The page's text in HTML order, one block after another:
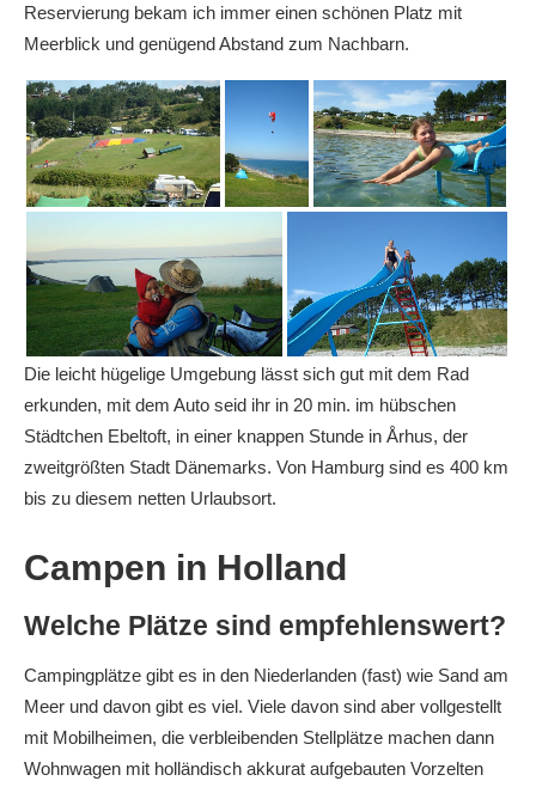
Reservierung bekam ich immer einen schönen Platz mit
Meerblick und genügend Abstand zum Nachbarn.
Die leicht hügelige Umgebung lässt sich gut mit dem Rad
erkunden, mit dem Auto seid ihr in 20 min. im hübschen
Städtchen Ebeltoft, in einer knappen Stunde in Århus, der
zweitgrößten Stadt Dänemarks. Von Hamburg sind es 400 km
bis zu diesem netten Urlaubsort.
Campen in Holland
Welche Plätze sind empfehlenswert?
Campingplätze gibt es in den Niederlanden (fast) wie Sand am
Meer und davon gibt es viel. Viele davon sind aber vollgestellt
mit Mobilheimen, die verbleibenden Stellplätze machen dann
Wohnwagen mit holländisch akkurat aufgebauten Vorzelten